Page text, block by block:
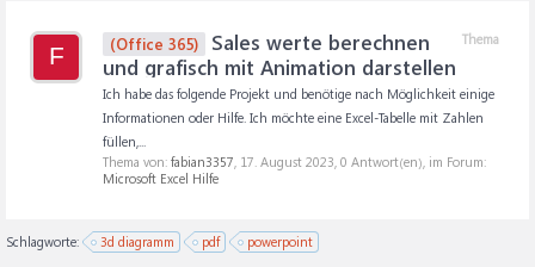
F
Thema
(Office 365)
Sales werte berechnen
und grafisch mit Animation darstellen
Ich habe das folgende Projekt und benötige nach Möglichkeit einige
Informationen oder Hilfe. Ich möchte eine Excel-Tabelle mit Zahlen
füllen,...
Thema von: fabian3357, 17. August 2023, 0 Antwort(en), im Forum:
Microsoft Excel Hilfe
Schlagworte: 3d diagramm pdf powerpoint